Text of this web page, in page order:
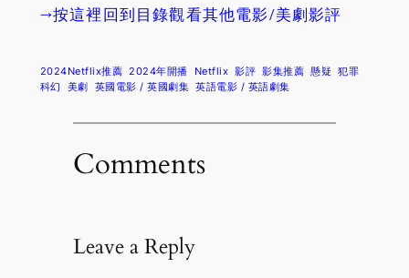
→按這裡回到目錄觀看其他電影/美劇影評
2024Netflix推薦 2024年開播 Netflix 影評 影集推薦 懸疑 犯罪
科幻
美劇 英國電影 / 英國劇集 英語電影 / 英語劇集
Comments
Leave a Reply